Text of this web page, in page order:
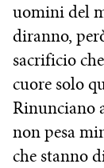
uomini del
diranno,
sacrificio
cuore solo
Rinunciano
non pesa
che stanno